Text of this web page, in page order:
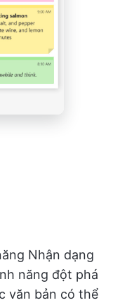
Nhận dạng
năng đột phá
văn bản có thể